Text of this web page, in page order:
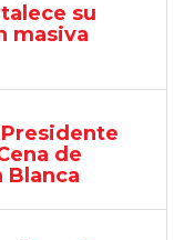
su
masiva
de
Blanca